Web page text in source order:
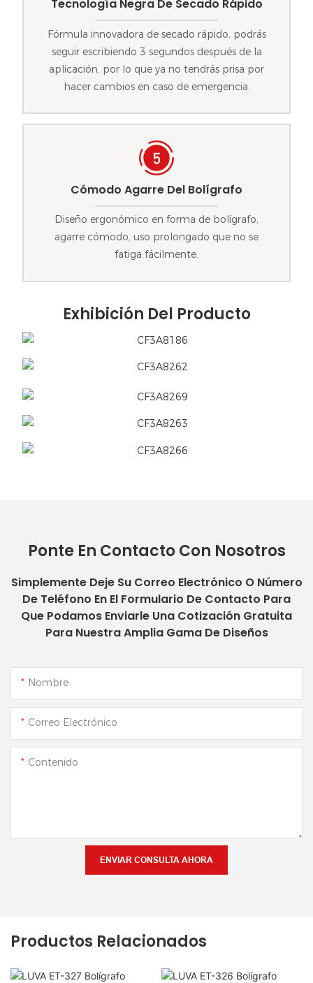
Tecnología Negra De Secado Rápido
Fórmula innovadora de secado rápido, podrás
seguir escribiendo 3 segundos después de la
aplicación, por lo que ya no tendrás prisa por
hacer cambios en caso de emergencia.
Cómodo Agarre Del Bolígrafo
Diseño ergonómico en forma de bolígrafo,
agarre cómodo, uso prolongado que no se
fatiga fácilmente.
Exhibición Del Producto
Ponte En Contacto Con Nosotros
Simplemente Deje Su Correo Electrónico O Número
De Teléfono En El Formulario De Contacto Para
Que Podamos Enviarle Una Cotización Gratuita
Para Nuestra Amplia Gama De Diseños
Nombre
Correo Electrónico
Contenido
ENVIAR CONSULTA AHORA
Productos Relacionados